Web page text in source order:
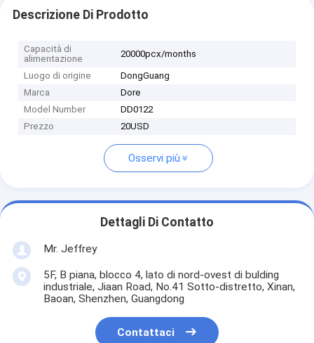
Descrizione Di Prodotto
Capacità di
alimentazione
20000pcx/months
Luogo di origine
DongGuang
Marca
Dore
Model Number
DD0122
Prezzo
20USD
Osservi più
Dettagli Di Contatto
Mr. Jeffrey
5F, B piana, blocco 4, lato di nord-ovest di bulding
industriale, Jiaan Road, No.41 Sotto-distretto, Xinan,
Baoan, Shenzhen, Guangdong
Contattaci